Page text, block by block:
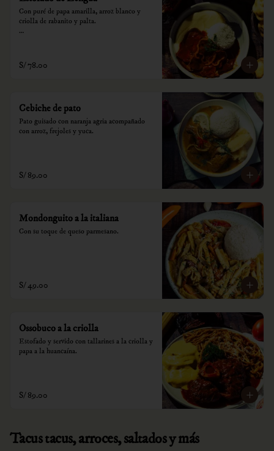
Con puré de papa amarilla, arroz blanco y
criolla de rabanito y palta.
consumo.
S/ 78.00
Cebiche de pato
Pato guisado con naranja agria acompañado
con arroz, frejoles y yuca.
S/ 89.00
Mondonguito a la italiana
Con su toque de queso parmesano.
S/ 49.00
Ossobuco a la criolla
Estofado y servido con tallarines a la criolla y
papa a la huancaína.
S/ 89.00
Tacus tacus, arroces, saltados y más